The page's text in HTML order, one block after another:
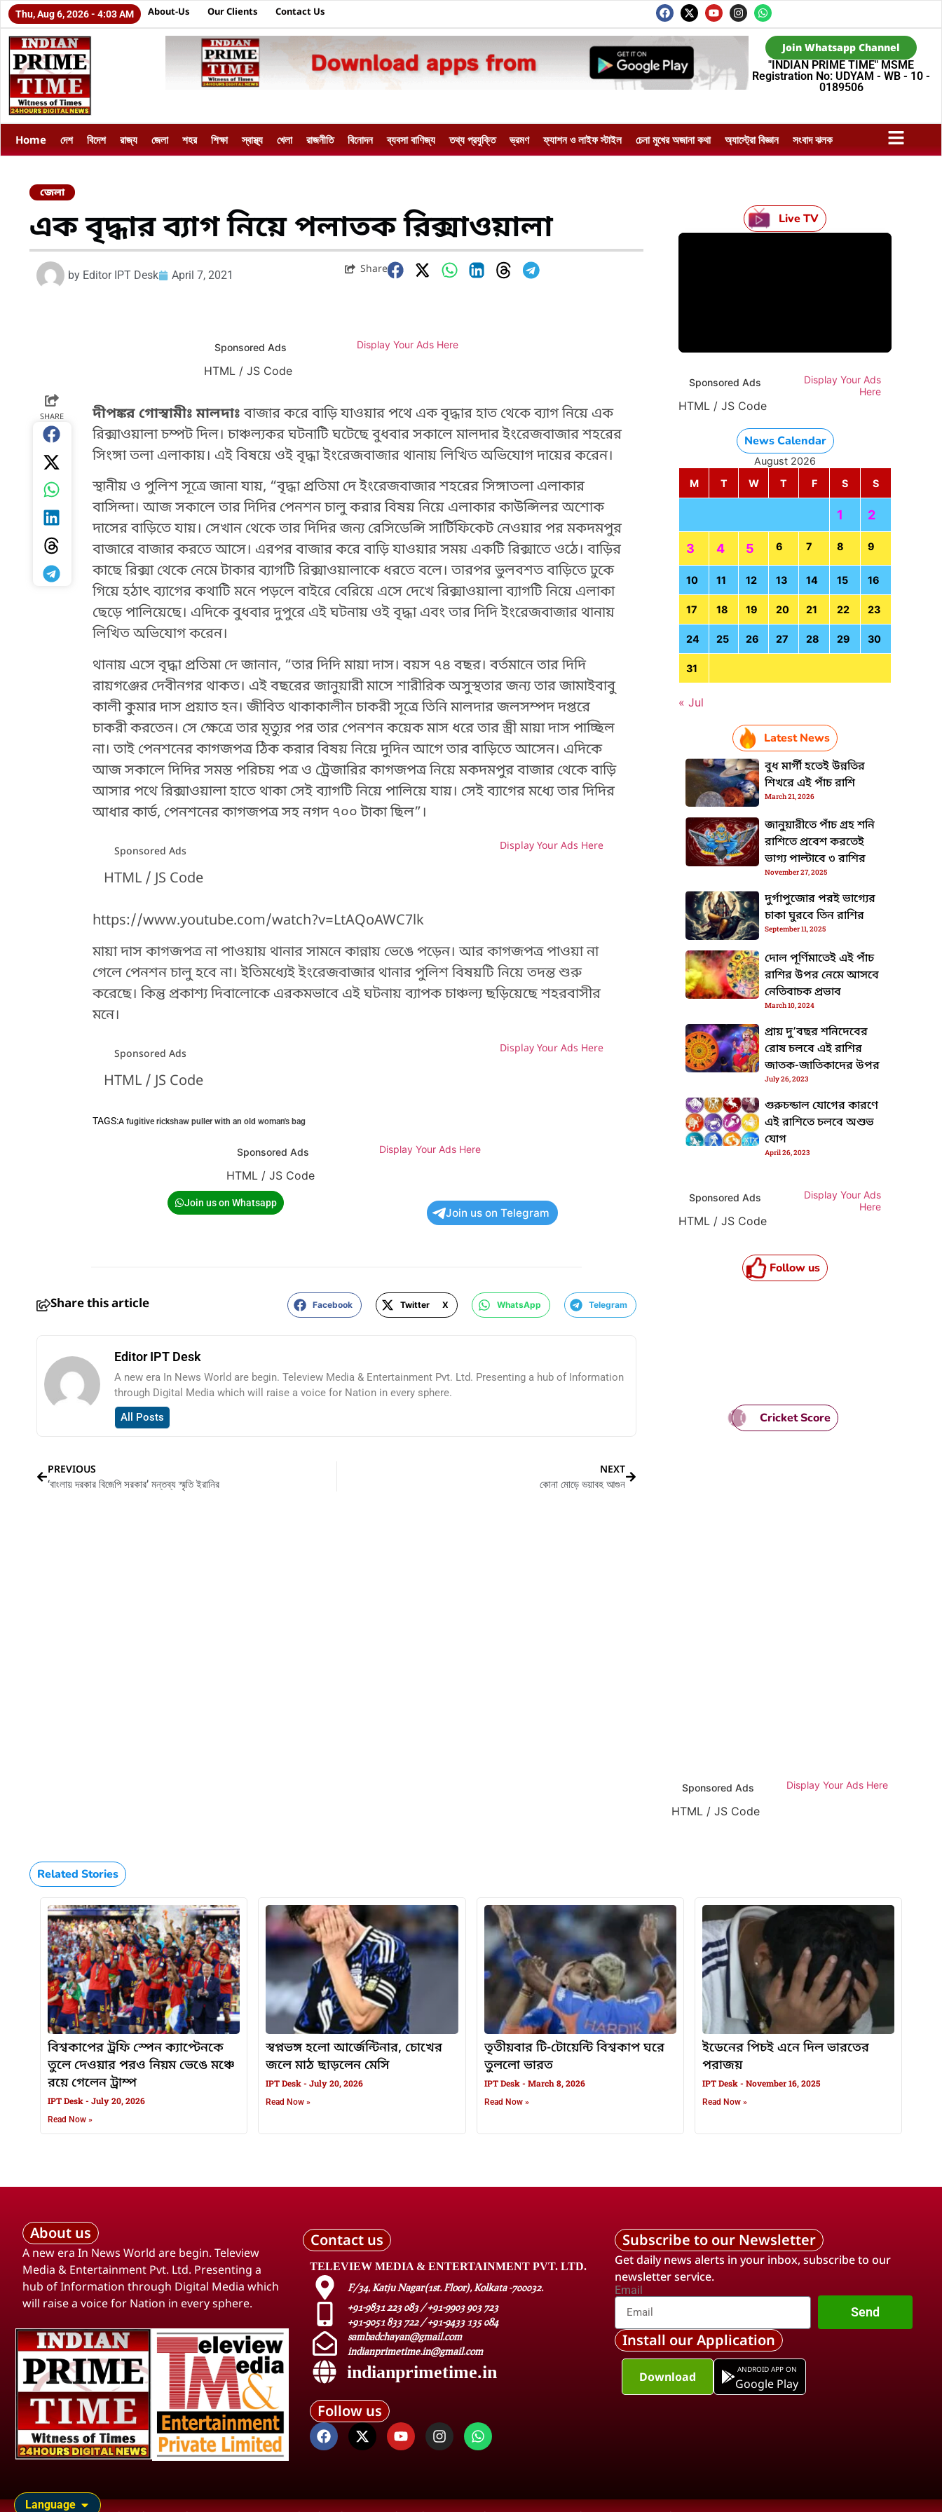
Thu, Aug 6, 2026 - 4:03 AM About-Us Our Clients Contact Us
Join Whatsapp Channel
"INDIAN PRIME TIME" MSME
Registration No: UDYAM - WB - 10 -
0189506
Home দেশ বিদেশ রাজ্য জেলা শহর শিক্ষা স্বাস্থ্য খেলা রাজনীতি বিনোদন ব্যবসা বাণিজ্য তথ্য প্রযুক্তি ভ্রমণ ফ্যাশন ও লাইফ স্টাইল চেনা মুখের অজানা কথা অ্যাস্ট্রো বিজ্ঞান সংবাদ ঝলক
জেলা
এক বৃদ্ধার ব্যাগ নিয়ে পলাতক রিক্সাওয়ালা
by Editor IPT Desk April 7, 2021
Share
Sponsored Ads Display Your Ads Here
HTML / JS Code
SHARE দীপঙ্কর গোস্বামীঃ মালদাঃবাজার করে বাড়ি যাওয়ার পথে এক বৃদ্ধার হাত থেকে ব্যাগ নিয়ে এক
রিক্সাওয়ালা চম্পট দিল। চাঞ্চল্যকর ঘটনাটি ঘটেছে বুধবার সকালে মালদার ইংরেজবাজার শহরের
সিংঙ্গা তলা এলাকায়। এই বিষয়ে ওই বৃদ্ধা ইংরেজবাজার থানায় লিখিত অভিযোগ দায়ের করেন।
স্থানীয় ও পুলিশ সূত্রে জানা যায়, “বৃদ্ধা প্রতিমা দে ইংরেজবাজার শহরের সিঙ্গাতলা এলাকার
বাসিন্দা। আজ সকালে তার দিদির পেনশন চালু করার বিষয় নিয়ে এলাকার কাউন্সিলর অশোক
দাসের বাড়িতে যায়। সেখান থেকে তার দিদির জন্য রেসিডেন্সি সার্টিফিকেট নেওয়ার পর মকদমপুর
বাজারে বাজার করতে আসে। এরপর বাজার করে বাড়ি যাওয়ার সময় একটি রিক্সাতে ওঠে। বাড়ির
কাছে রিক্সা থেকে নেমে টাকার ব্যাগটি রিক্সাওয়ালাকে ধরতে বলে। তারপর ভুলবশত বাড়িতে ঢুকে
গিয়ে হঠাৎ ব্যাগের কথাটি মনে পড়লে বাইরে বেরিয়ে এসে দেখে রিক্সাওয়ালা ব্যাগটি নিয়ে এলাকা
ছেড়ে পালিয়েছে। এদিকে বুধবার দুপুরে এই ঘটনায় ওই বৃদ্ধা এবং তার দিদি ইংরেজবাজার থানায়
লিখিত অভিযোগ করেন।
থানায় এসে বৃদ্ধা প্রতিমা দে জানান, “তার দিদি মায়া দাস। বয়স ৭৪ বছর। বর্তমানে তার দিদি
রায়গঞ্জের দেবীনগর থাকত। এই বছরের জানুয়ারী মাসে শারীরিক অসুস্থতার জন্য তার জামাইবাবু
কালী কুমার দাস প্রয়াত হন। জীবিত থাকাকালীন চাকরী সূত্রে তিনি মালদার জলসম্পদ দপ্তরে
চাকরী করতেন। সে ক্ষেত্রে তার মৃত্যুর পর তার পেনশন কয়েক মাস ধরে তার স্ত্রী মায়া দাস পাচ্ছিল
না। তাই পেনশনের কাগজপত্র ঠিক করার বিষয় নিয়ে দুদিন আগে তার বাড়িতে আসেন। এদিকে
আজ সকালে দিদির সমস্ত পরিচয় পত্র ও ট্রেজারির কাগজপত্র নিয়ে মকদমপুর বাজার থেকে বাড়ি
আসার পথে রিক্সাওয়ালা হাতে থাকা সেই ব্যাগটি নিয়ে পালিয়ে যায়। সেই ব্যাগের মধ্যেতার দিদির
আধার কার্ড, পেনশনের কাগজপত্র সহ নগদ ৭০০ টাকা ছিল”।
Sponsored Ads Display Your Ads Here
HTML / JS Code
https://www.youtube.com/watch?v=LtAQoAWC7lk
মায়া দাস কাগজপত্র না পাওয়ায় থানার সামনে কান্নায় ভেঙে পড়েন। আর কাগজপত্র পাওয়া না
গেলে পেনশন চালু হবে না। ইতিমধ্যেই ইংরেজবাজার থানার পুলিশ বিষয়টি নিয়ে তদন্ত শুরু
করেছে। কিন্তু প্রকাশ্য দিবালোকে এরকমভাবে এই ঘটনায় ব্যাপক চাঞ্চল্য ছড়িয়েছে শহরবাসীর
মনে।
Sponsored Ads Display Your Ads Here
HTML / JS Code
TAGS:A fugitive rickshaw puller with an old woman's bag
Sponsored Ads Display Your Ads Here
HTML / JS Code
Join us on Whatsapp
Join us on Telegram
Share this article Facebook Twitter X WhatsApp Telegram
Editor IPT Desk
A new era In News World are begin. Teleview Media & Entertainment Pvt. Ltd. Presenting a hub of Information
through Digital Media which will raise a voice for Nation in every sphere.
All Posts
PREVIOUS
‘বাংলায় দরকার বিজেপি সরকার’ মন্তব্য স্মৃতি ইরানির
NEXT
কোনা মোড়ে ভয়াবহ আগুন
Live TV
Sponsored Ads
Display Your Ads
Here
HTML / JS Code HTML / JS Code
News Calendar
August 2026
M
T W T F S S
1 2
3 4 5 6 7 8 9
10 11 12 13 14 15 16
17 18 19 20 21 22 23
24 25 26 27 28 29 30
31
« Jul
Latest News
বুধ মার্গী হতেই উন্নতির
শিখরে এই পাঁচ রাশি
March 21, 2026
জানুয়ারীতে পাঁচ গ্রহ শনি
রাশিতে প্রবেশ করতেই
ভাগ্য পাল্টাবে ৩ রাশির
November 27, 2025
দুর্গাপুজোর পরই ভাগ্যের
চাকা ঘুরবে তিন রাশির
September 11, 2025
দোল পূর্ণিমাতেই এই পাঁচ
রাশির উপর নেমে আসবে
নেতিবাচক প্রভাব
March 10, 2024
প্রায় দু’বছর শনিদেবের
রোষ চলবে এই রাশির
জাতক-জাতিকাদের উপর
July 26, 2023
গুরুচন্ডাল যোগের কারণে
এই রাশিতে চলবে অশুভ
যোগ
April 26, 2023
Sponsored Ads
Display Your Ads
Here
HTML / JS Code
Follow us
Cricket Score
Sponsored Ads Display Your Ads Here
HTML / JS Code
Related Stories
বিশ্বকাপের ট্রফি স্পেন ক্যাপ্টেনকে
তুলে দেওয়ার পরও নিয়ম ভেঙে মঞ্চে
রয়ে গেলেন ট্রাম্প
IPT Desk July 20, 2026
Read Now »
স্বপ্নভঙ্গ হলো আর্জেন্টিনার, চোখের
জলে মাঠ ছাড়লেন মেসি
IPT Desk July 20, 2026
Read Now »
তৃতীয়বার টি-টোয়েন্টি বিশ্বকাপ ঘরে
তুললো ভারত
IPT Desk March 8, 2026
Read Now »
ইডেনের পিচই এনে দিল ভারতের
পরাজয়
IPT Desk November 16, 2025
Read Now »
Language
About us
A new era In News World are begin. Teleview
Media & Entertainment Pvt. Ltd. Presenting a
hub of Information through Digital Media which
will raise a voice for Nation in every sphere.
Contact us
TELEVIEW MEDIA & ENTERTAINMENT PVT. LTD.
F/34, Katju Nagar(1st. Floor), Kolkata -700032.
+91-9831 223 083 / +91-9903 903 723
+91-9051 833 722 / +91-9433 135 084
sambadchayan@gmail.com
indianprimetime.in@gmail.com
indianprimetime.in
Follow us
Subscribe to our Newsletter
Get daily news alerts in your inbox, subscribe to our
newsletter service.
Email
Send
Install our Application
Download ANDROID APP ON
Google Play